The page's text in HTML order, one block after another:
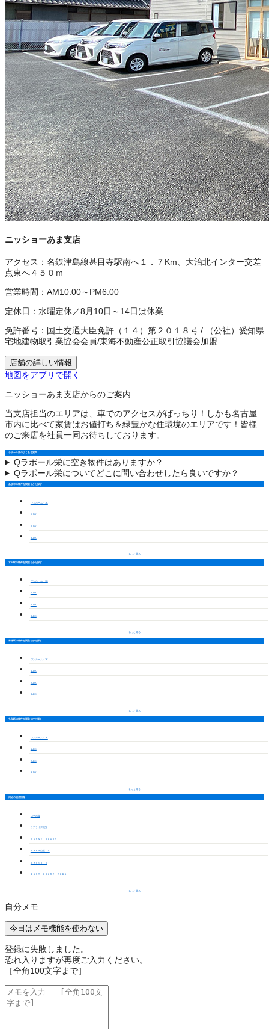
ニッショーあま支店
アクセス： 名鉄津島線甚目寺駅南へ１．７Km、大治北インター交差
点東へ４５０ｍ
営業時間： AM10:00～PM6:00
定休日： 水曜定休／8月10日～14日は休業
免許番号： 国土交通大臣免許（１４）第２０１８号 /
（公社）愛知県
宅地建物取引業協会会員/東海不動産公正取引協議会加盟
店舗の詳しい情報
地図をアプリで開く
ニッショーあま支店からのご案内
当支店担当のエリアは、車でのアクセスがばっちり！しかも名古屋
市内に比べて家賃はお値打ち＆緑豊かな住環境のエリアです！皆様
のご来店を社員一同お待ちしております。
ラポール栄のよくある質問
Qラポール栄に空き物件はありますか？
Qラポール栄についてどこに問い合わせしたら良いですか？
あま市の物件を間取りから探す
ワンルーム・1K
1LDK
2LDK
3LDK
もっと見る
木田駅の物件を間取りから探す
ワンルーム・1K
1LDK
2LDK
3LDK
もっと見る
青塚駅の物件を間取りから探す
ワンルーム・1K
1LDK
2LDK
3LDK
もっと見る
七宝駅の物件を間取りから探す
ワンルーム・1K
1LDK
2LDK
3LDK
もっと見る
周辺の物件情報
コーポ森
リアライズ七宝
ＳＵＮＮＹ ＣＯＵＲＴ
ｃａｓａ山王 Ｃ
ｃｅｒｔｏ Ⅱ
ＥＡＳＴ ＣＯＵＲＴ ＴＯＤＡ
もっと見る
自分メモ
今日はメモ機能を使わない
登録に失敗しました。
恐れ入りますが再度ご入力ください。
［全角100文字まで］